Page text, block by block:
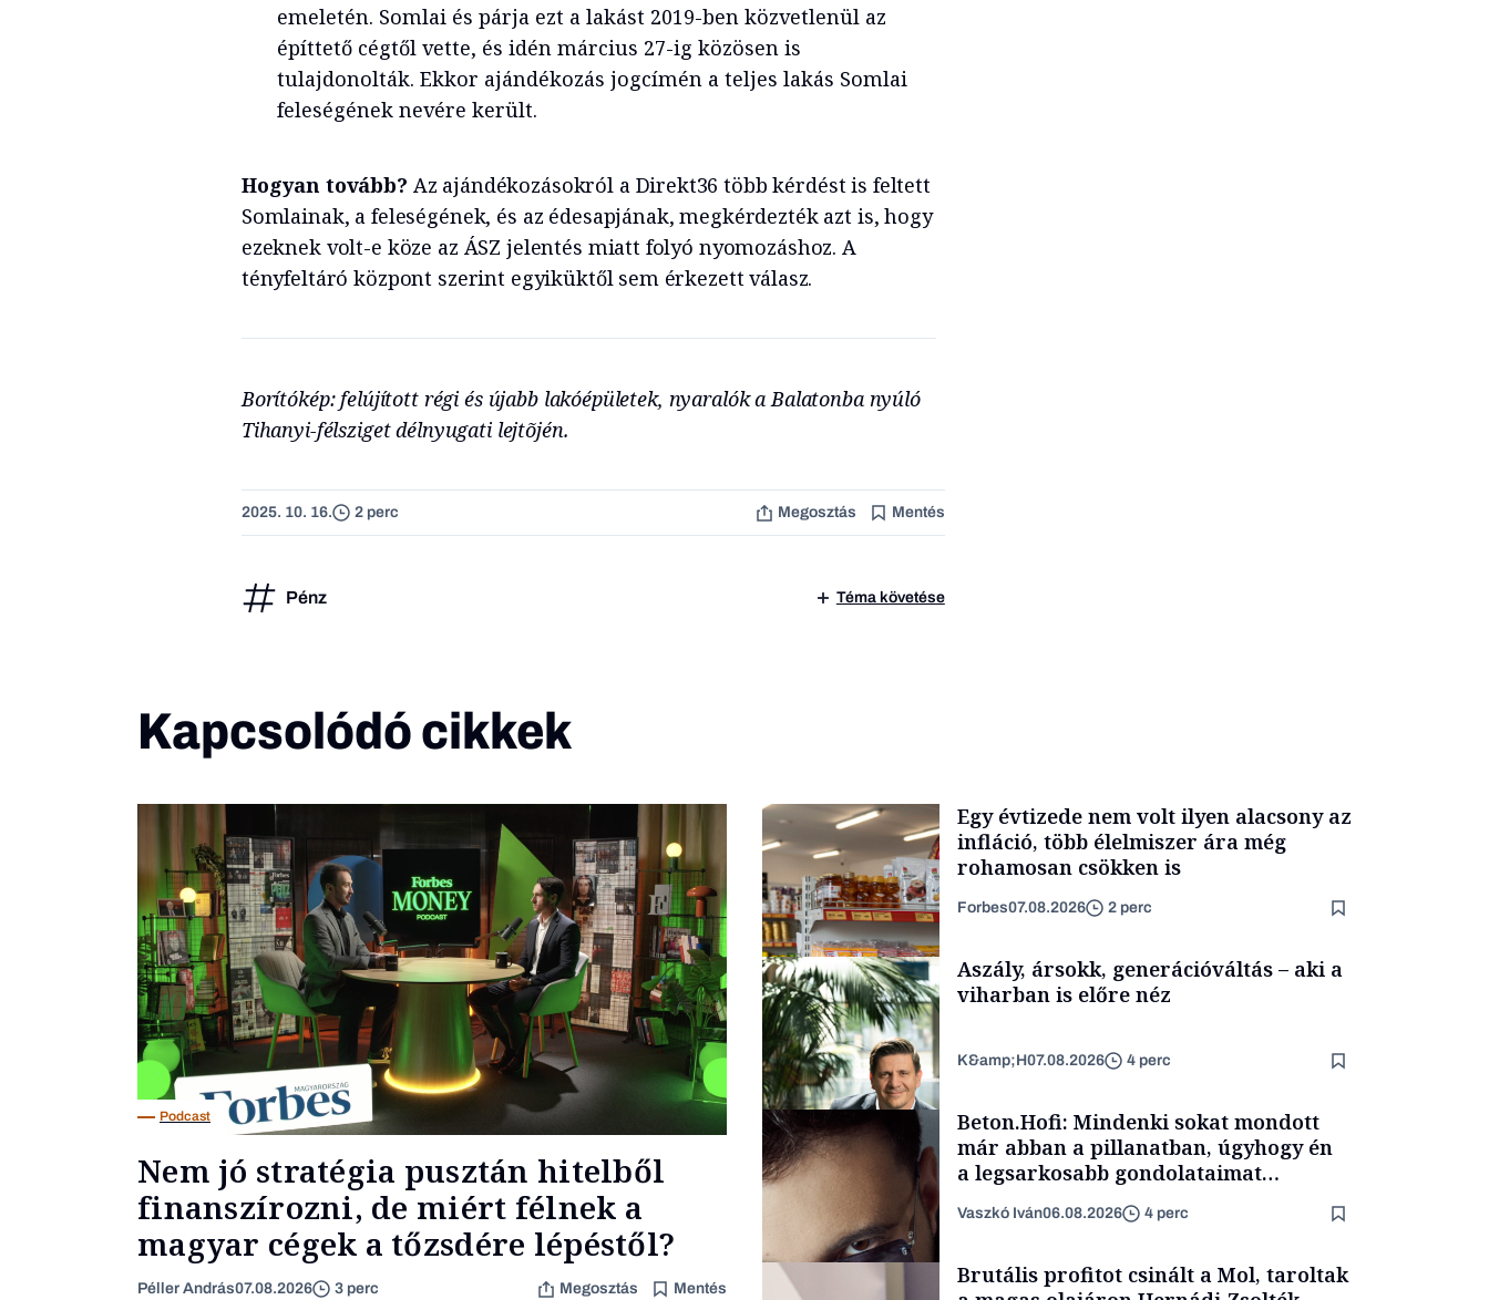
emeletén. Somlai és párja ezt a lakást 2019-ben közvetlenül az
építtető cégtől vette, és idén március 27-ig közösen is
tulajdonolták. Ekkor ajándékozás jogcímén a teljes lakás Somlai
feleségének nevére került.
Hogyan tovább? Az ajándékozásokról a Direkt36 több kérdést is feltett
Somlainak, a feleségének, és az édesapjának, megkérdezték azt is, hogy
ezeknek volt-e köze az ÁSZ jelentés miatt folyó nyomozáshoz. A
tényfeltáró központ szerint egyiküktől sem érkezett válasz.
Borítókép: felújított régi és újabb lakóépületek, nyaralók a Balatonba nyúló
Tihanyi-félsziget délnyugati lejtõjén.
2025. 10. 16. 2 perc Megosztás Mentés
Pénz Téma követése
Kapcsolódó cikkek
Podcast
Nem jó stratégia pusztán hitelből
finanszírozni, de miért félnek a
magyar cégek a tőzsdére lépéstől?
Péller András07.08.2026 3 perc Megosztás Mentés
Egy évtizede nem volt ilyen alacsony az
infláció, több élelmiszer ára még
rohamosan csökken is
Forbes07.08.2026 2 perc
TÁMOGATÓI
TARTALOM
Aszály, ársokk, generációváltás – aki a
viharban is előre néz
K&amp;H07.08.2026 4 perc
Beton.Hofi: Mindenki sokat mondott
már abban a pillanatban, úgyhogy én
a legsarkosabb gondolataimat
Vaszkó Iván06.08.2026 4 perc
Brutális profitot csinált a Mol, taroltak